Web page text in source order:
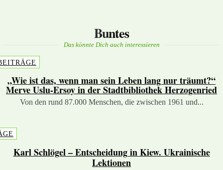
Buntes
Das könnte Dich auch interessieren
„Wie ist das, wenn man sein Leben lang nur träumt?“
Merve Uslu-Ersoy in der Stadtbibliothek Herzogenried
Von den rund 87.000 Menschen, die zwischen 1961 und...
Karl Schlögel – Entscheidung in Kiew. Ukrainische
Lektionen